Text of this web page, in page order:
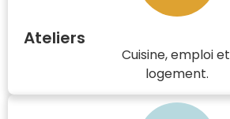
Ateliers
Cuisine, emploi et
logement.